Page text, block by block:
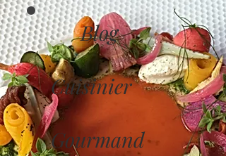
Blog
Cuisinier